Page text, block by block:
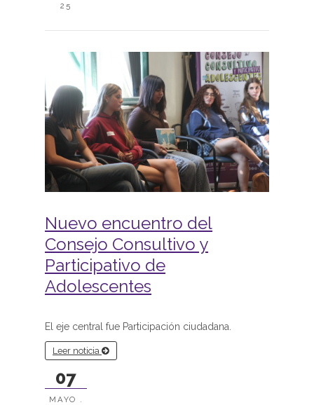
25
Nuevo encuentro del
Consejo Consultivo y
Participativo de
Adolescentes
El eje central fue Participación ciudadana.
Leer noticia
07
MAYO .